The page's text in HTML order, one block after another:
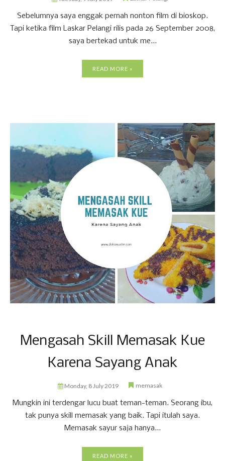
Sebelumnya saya enggak pernah nonton film di bioskop.
Tapi ketika film Laskar Pelangi rilis pada 26 September 2008,
saya bertekad untuk me...
READ MORE »
Mengasah Skill Memasak Kue
Karena Sayang Anak
Monday, 8 July 2019 memasak
Mungkin ini terdengar lucu buat teman-teman. Seorang ibu,
tak punya skill memasak yang baik. Tapi itulah saya.
Memasak sayur saja hanya...
READ MORE »